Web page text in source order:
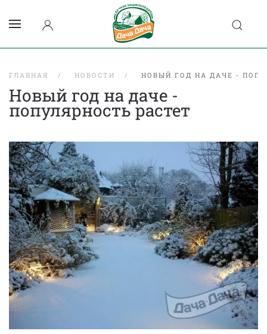
ГЛАВНАЯ НОВОСТИ НОВЫЙ ГОД НА ДАЧЕ -
Новый год на даче -
популярность растет